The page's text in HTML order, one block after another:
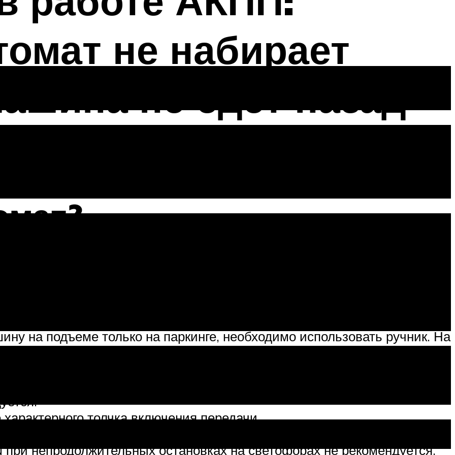
не набирает
не едет назад
ездить на машине с
период обязательно дать машине прогреться. Масло должно
производители советуют несколько минут постоять на включенной
Если не соблюдать это требование, коробка сломается и понадобится
на подъеме только на паркинге, необходимо использовать ручник. На
механически, но блокировка не рассчитана на нагрузки. Если машина
в этом положении селектора АКПП получит повреждения.
тогда, когда машина остановится, но при этом задерживать рычаг в
толчка включения передачи.
максимально плавно. От этого зависит износ механизмов АКПП.
непродолжительных остановках на светофорах не рекомендуется,